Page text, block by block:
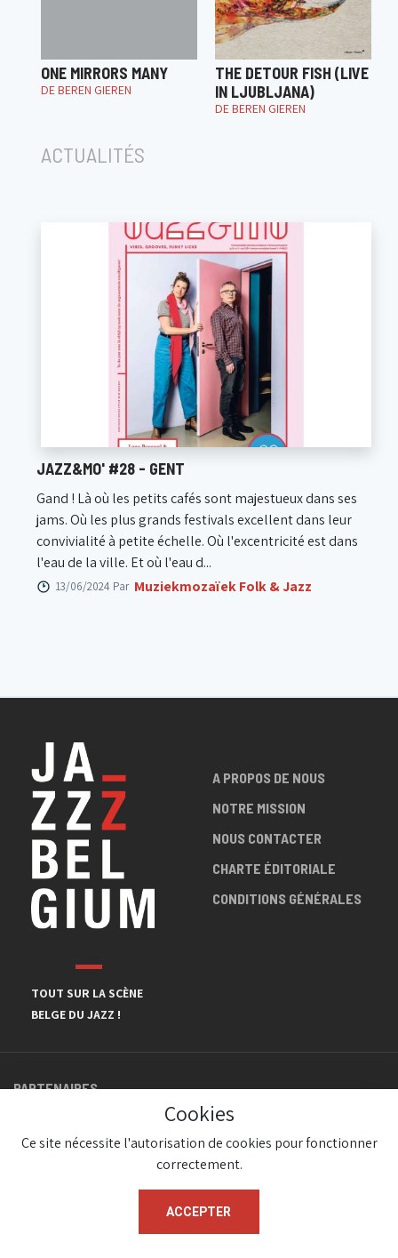
ONE MIRRORS MANY
DE BEREN GIEREN
THE DETOUR FISH (LIVE
IN LJUBLJANA)
DE BEREN GIEREN
ACTUALITÉS
JAZZ&MO' #28 - GENT
Gand ! Là où les petits cafés sont majestueux dans ses
jams. Où les plus grands festivals excellent dans leur
convivialité à petite échelle. Où l'excentricité est dans
l'eau de la ville. Et où l'eau d...
13/06/2024 Par Muziekmozaïek Folk & Jazz
TOUT SUR LA SCÈNE
BELGE DU JAZZ !
A PROPOS DE NOUS
NOTRE MISSION
NOUS CONTACTER
CHARTE ÉDITORIALE
CONDITIONS GÉNÉRALES
PARTENAIRES
© JazzInBelgium 2026 ( Version 1.1.2)
Cookies
Ce site nécessite l'autorisation de cookies pour fonctionner
correctement.
ACCEPTER